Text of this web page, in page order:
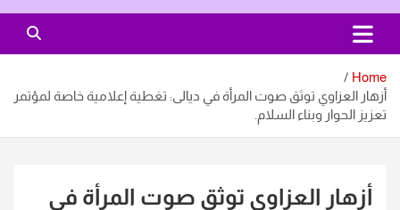
تضامن
Home
أزهار العزاوي توثق صوت المرأة في ديالى: تغطية إعلامية خاصة لمؤتمر
تعزيز الحوار وبناء السلام.
أزهار العزاوي توثق صوت المرأة في